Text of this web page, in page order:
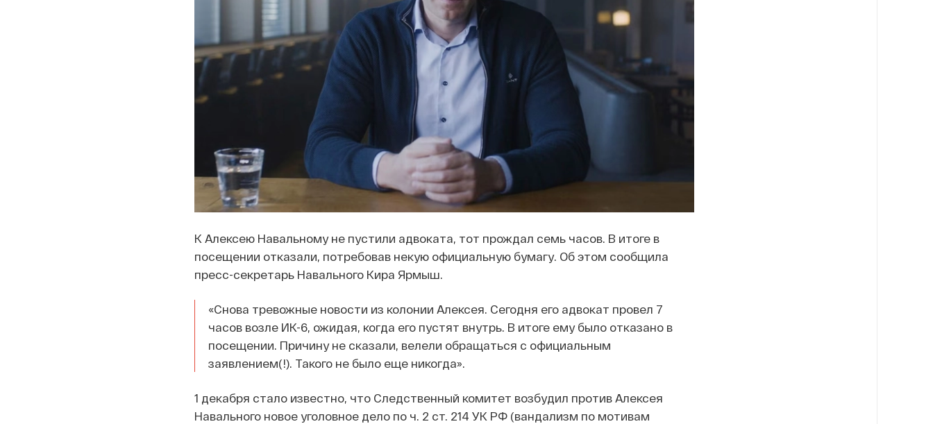
К Алексею Навальному не пустили адвоката, тот прождал семь часов. В итоге в
посещении отказали, потребовав некую официальную бумагу. Об этом сообщила
пресс-секретарь Навального Кира Ярмыш.
«Снова тревожные новости из колонии Алексея. Сегодня его адвокат провел 7
часов возле ИК-6, ожидая, когда его пустят внутрь. В итоге ему было отказано в
посещении. Причину не сказали, велели обращаться с официальным
заявлением(!). Такого не было еще никогда».
1 декабря стало известно, что Следственный комитет возбудил против Алексея
Навального новое уголовное дело по ч. 2 ст. 214 УК РФ (вандализм по мотивам